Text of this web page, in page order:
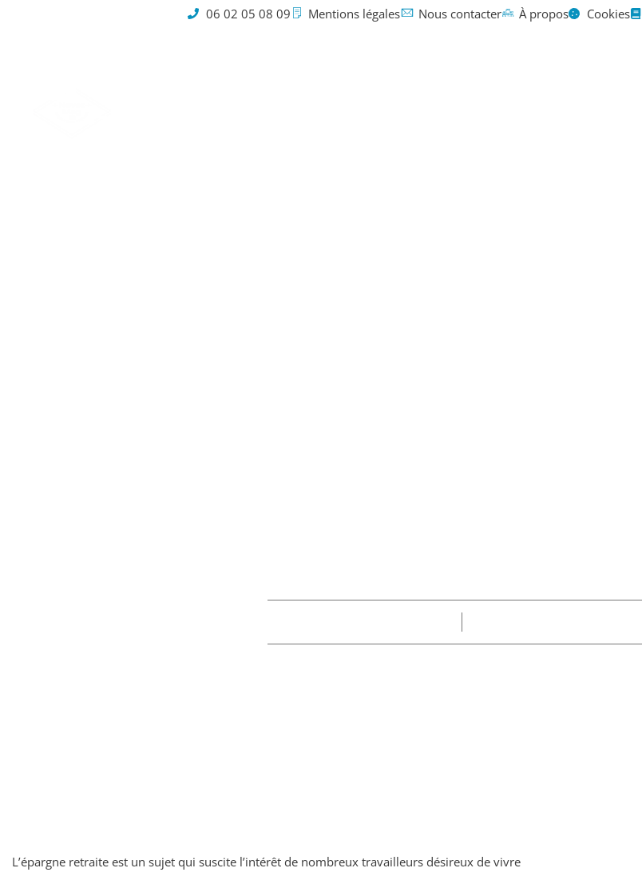
06 02 05 08 09 Mentions légales Nous contacter À propos Cookies
L’épargne retraite est un sujet qui suscite l’intérêt de nombreux travailleurs désireux de vivre